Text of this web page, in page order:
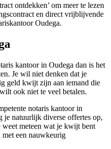
ontdekken’ om meer te lezen
en direct vrijblijvende
Oudega.
kantoor in Oudega dan is het
Je wil niet denken dat je
geld kwijt zijn aan iemand die
ook niet te veel betalen.
notaris kantoor in
je natuurlijk diverse offertes op,
weet meteen wat je kwijt bent
met een nauwkeurig